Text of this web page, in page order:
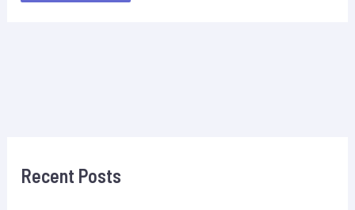
Recent Posts